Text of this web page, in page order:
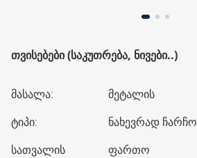
ᲗᲕᲘᲡᲔᲑᲔᲑᲘ (ᲡᲐᲙᲣᲗᲠᲔᲑᲐ, ᲜᲘᲕᲔᲑᲘ..)
მასალა:
მეტალის
ტიპი:
ნახევრად ჩარჩო
სათვალის
ფართო